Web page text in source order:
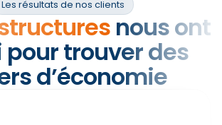
Les résultats de nos clients
nous ont
pour trouver des
d’économie